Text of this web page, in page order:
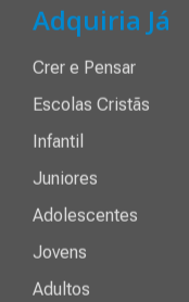
Adquiria Já
Crer e Pensar
Escolas Cristãs
Infantil
Juniores
Adolescentes
Jovens
Adultos